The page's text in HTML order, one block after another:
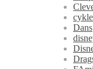
cykle
Dans